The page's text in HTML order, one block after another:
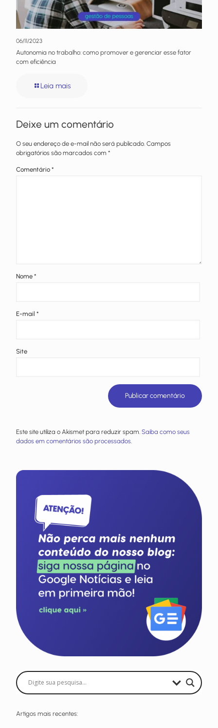
06/11/2023
Autonomia no trabalho: como promover e gerenciar esse fator
com eficiência
Leia mais
Deixe um comentário
O seu endereço de e-mail não será publicado. Campos
obrigatórios são marcados com *
Comentário *
Nome *
E-mail *
Site
Este site utiliza o Akismet para reduzir spam. Saiba como seus
dados em comentários são processados
Artigos mais recentes: